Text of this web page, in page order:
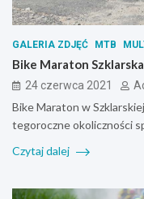
GALERIA ZDJĘĆ MTB
Bike Maraton
24 czerwca 2021
Bike Maraton w
tegoroczne okoliczności
Czytaj dalej